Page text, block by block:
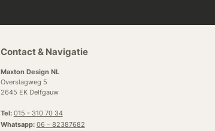
Contact & Navigatie
Maxton Design NL
Overslagweg 5
2645 EK Delfgauw
Tel: 015 - 310 70 34
Whatsapp: 06 – 82387682